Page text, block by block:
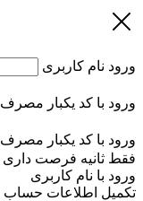
ورود نام کاربری
ورود با کد یکبار مصرف
ورود با کد یکبار مصرف
فقط ثانیه فرصت داری
ورود با نام کاربری
تکمیل اطلاعات حساب